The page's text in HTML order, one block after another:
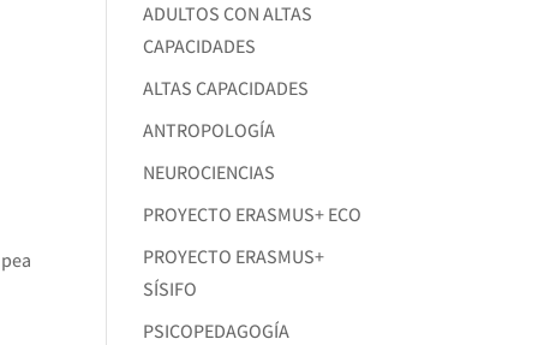
ADULTOS CON ALTAS
CAPACIDADES
ALTAS CAPACIDADES
ANTROPOLOGÍA
NEUROCIENCIAS
PROYECTO ERASMUS+ ECO
PROYECTO ERASMUS+
SÍSIFO
PSICOPEDAGOGÍA